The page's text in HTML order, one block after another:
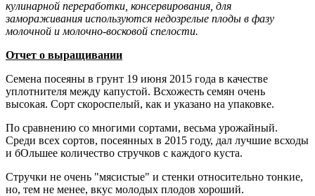
кулинарной переработки, консервирования, для
замораживания используются недозрелые плоды в фазу
молочной и молочно-восковой спелости.
Отчет о выращивании
Семена посеяны в грунт 19 июня 2015 года в качестве
уплотнителя между капустой. Всхожесть семян очень
высокая. Сорт скороспелый, как и указано на упаковке.
По сравнению со многими сортами, весьма урожайный.
Среди всех сортов, посеянных в 2015 году, дал лучшие всходы
и бОльшее количество стручков с каждого куста.
Стручки не очень "мясистые" и стенки относительно тонкие,
но, тем не менее, вкус молодых плодов хороший.